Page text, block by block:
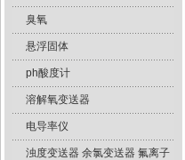
臭氧
悬浮固体
ph酸度计
溶解氧变送器
电导率仪
浊度变送器 余氯变送器 氟离子